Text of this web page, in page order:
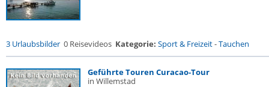
3 Urlaubsbilder 0 Reisevideos Kategorie: Sport & Freizeit-Tauchen
Geführte Touren Curacao-Tour
in Willemstad